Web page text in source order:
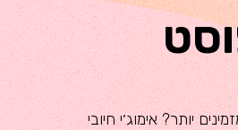
יותר? אימוג׳י חיובי